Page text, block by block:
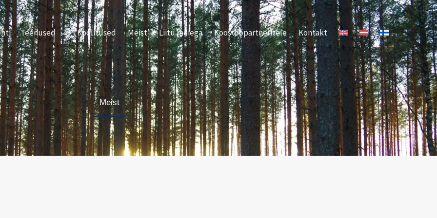
Teenused Koolitused Meist Liitu meiega Koostööpartneritele Kontakt
Meist